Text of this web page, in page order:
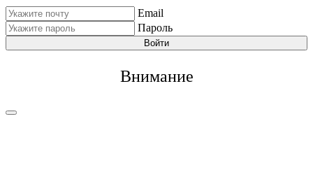
Email
Пароль
Войти
Внимание